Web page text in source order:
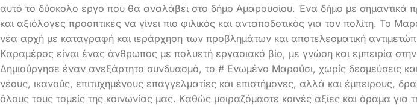
αυτό το δύσκολο έργο που θα αναλάβει στο δήμο Αμαρουσίου. Ένα δήμο με σημαντικά
και αξιόλογες προοπτικές να γίνει πιο φιλικός και ανταποδοτικός για τον πολίτη. Το
νέα αρχή με καταγραφή και ιεράρχηση των προβλημάτων και αποτελεσματική
Καραμέρος είναι ένας άνθρωπος με πολυετή εργασιακό βίο, με γνώση και εμπειρία στην
Δημιούργησε έναν ανεξάρτητο συνδυασμό, το # Ενωμένο Μαρούσι, χωρίς δεσμεύσεις
νέους, ικανούς, επιτυχημένους επαγγελματίες και επιστήμονες, αλλά και έμπειρους,
όλους τους τομείς της κοινωνίας μας. Καθώς μοιραζόμαστε κοινές αξίες και όραμα για